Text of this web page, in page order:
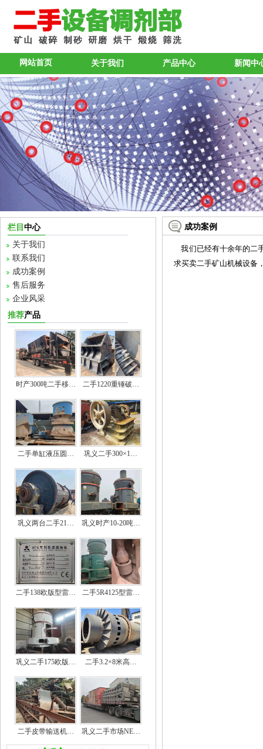
网站首页 关于我们 产品中心 新闻中
栏目 中心
关于我们
联系我们
成功案例
售后服务
企业风采
推荐产品
时产300吨二手移… 二手1220重锤破…
二手单缸液压圆… 巩义二手300×1…
巩义两台二手21… 巩义时产10-20吨…
二手138欧版型雷… 二手5R4125型雷…
巩义二手175欧版… 二手3.2×8米高…
二手皮带输送机… 巩义二手市场NE…
成功案例
我们已经有十余年的二
求买卖二手矿山机械设备